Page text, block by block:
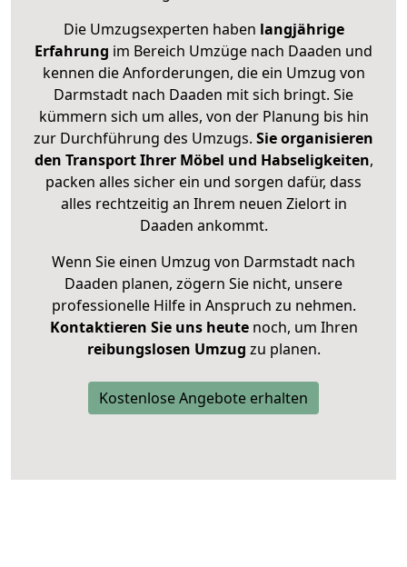
Die Umzugsexperten haben langjährige
Erfahrung im Bereich Umzüge nach Daaden und
kennen die Anforderungen, die ein Umzug von
Darmstadt nach Daaden mit sich bringt. Sie
kümmern sich um alles, von der Planung bis hin
zur Durchführung des Umzugs. Sie organisieren
den Transport Ihrer Möbel und Habseligkeiten,
packen alles sicher ein und sorgen dafür, dass
alles rechtzeitig an Ihrem neuen Zielort in
Daaden ankommt.
Wenn Sie einen Umzug von Darmstadt nach
Daaden planen, zögern Sie nicht, unsere
professionelle Hilfe in Anspruch zu nehmen.
Kontaktieren Sie uns heutenoch, um Ihren
reibungslosen Umzug zu planen.
Kostenlose Angebote erhalten